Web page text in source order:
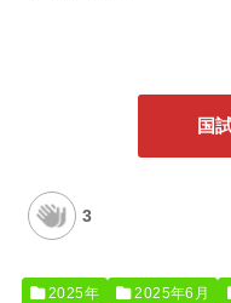
国
3
2025年 2025年6月